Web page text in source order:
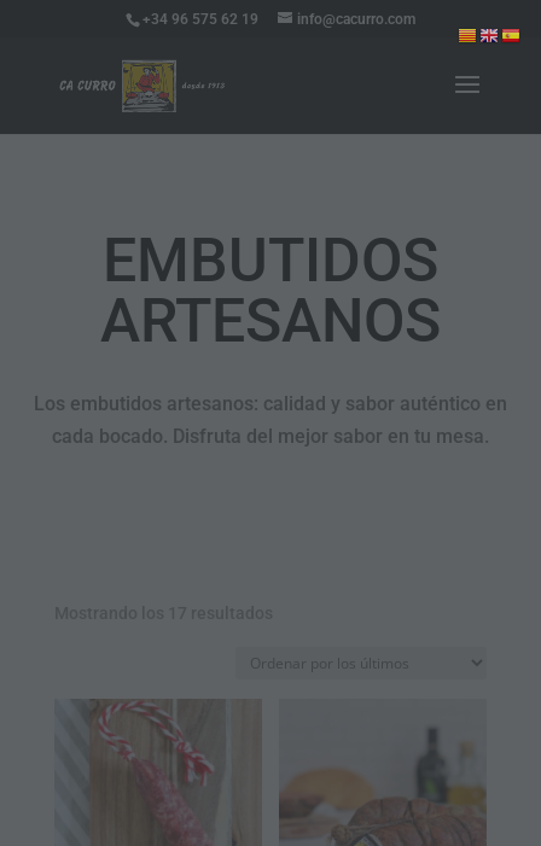
+34 96 575 62 19 info@cacurro.com
EMBUTIDOS
ARTESANOS
Los embutidos artesanos: calidad y sabor auténtico en
cada bocado. Disfruta del mejor sabor en tu mesa.